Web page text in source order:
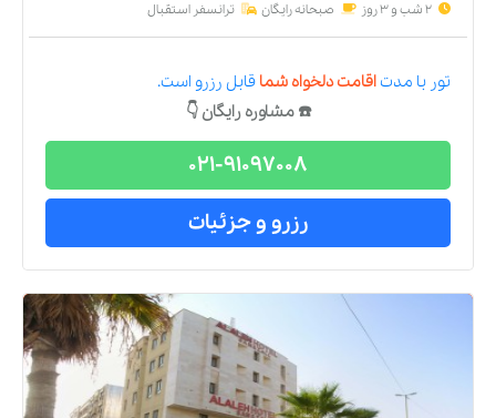
2 شب و 3 روز صبحانه رایگان ترانسفر استقبال
تور با مدتاقامت دلخواه شما قابل رزرو است.
☎️ مشاوره رایگان 👇
021-91097008
رزرو و جزئیات